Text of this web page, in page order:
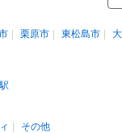
栗原市 東松島市
その他